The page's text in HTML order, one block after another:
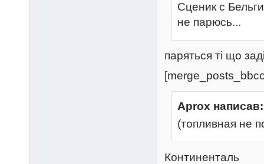
Сценик с
не парюсь...
паряться ті що
Aprox написав:
(топливная не
Континенталь